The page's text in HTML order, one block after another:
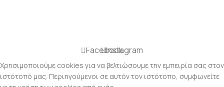
FacebookInstagram
Χρησιμοποιούμε cookies για να βελτιώσουμε την εμπειρία σας στον
ιστότοπό μας. Περιηγούμενοι σε αυτόν τον ιστότοπο, συμφωνείτε